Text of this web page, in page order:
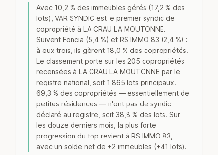
Avec 10,2 % des immeubles gérés (17,2 % des
lots), VAR SYNDIC est le premier syndic de
copropriété à LA CRAU LA MOUTONNE.
Suivent Foncia (5,4 %) et RS IMMO 83 (2,4 %) :
à eux trois, ils gèrent 18,0 % des copropriétés.
Le classement porte sur les 205 copropriétés
recensées à LA CRAU LA MOUTONNE par le
registre national, soit 1 865 lots principaux.
69,3 % des copropriétés — essentiellement de
petites résidences — n'ont pas de syndic
déclaré au registre, soit 38,8 % des lots. Sur
les douze derniers mois, la plus forte
progression du top revient à RS IMMO 83,
avec un solde net de +2 immeubles (+41 lots).